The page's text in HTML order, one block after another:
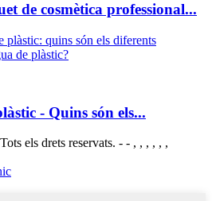
de cosmètica professional...
- Quins són els...
els drets reservats. - - , , , , , ,